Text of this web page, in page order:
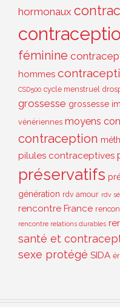
hormonaux
féminine
hommes
CSD500 cycle menstruel
grossesse grossesse
vénériennes moyens
contraception
pilules contraceptives
préservatifs
génération rdv amour rdv
rencontre France
rencontre relations durables
santé et
sexe protégé SIDA